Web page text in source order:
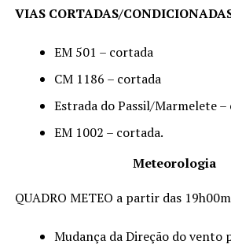
VIAS CORTADAS/
EM 501 – cortada
CM 1186 – cortada
Estrada do Passil/Marmelete
EM 1002 – cortada.
Meteorologia
QUADRO METEO a partir das
Mudança da Direção do vento